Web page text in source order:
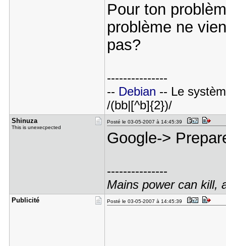
Pour ton
problème ne
pas?
---------------
-- Debian -- Le
/(bb|[^b]{2})/
Shinuza
This is unexecpected
Posté le 03-05-2007 à 14:45:39
Google->
---------------
Mains power can kill,
Publicité Posté le 03-05-2007 à 14:45:39